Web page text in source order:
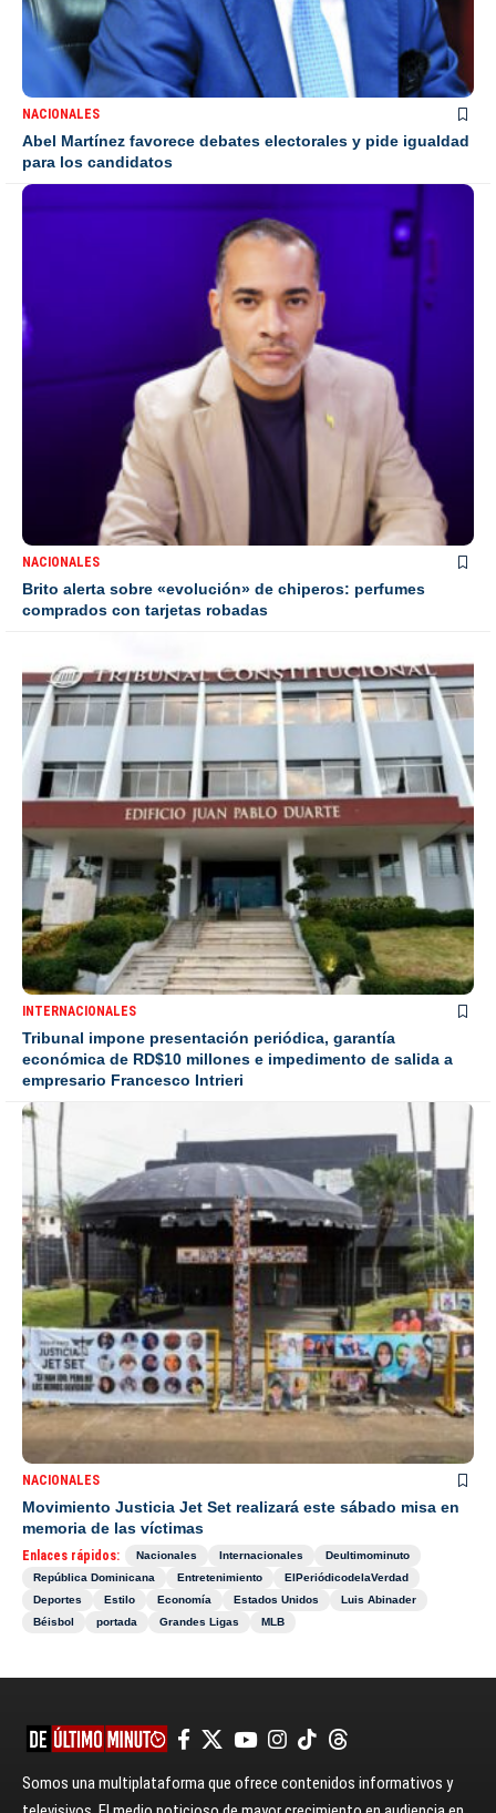
NACIONALES
Abel Martínez favorece debates electorales y pide igualdad
para los candidatos
NACIONALES
Brito alerta sobre «evolución» de chiperos: perfumes
comprados con tarjetas robadas
INTERNACIONALES
Tribunal impone presentación periódica, garantía
económica de RD$10 millones e impedimento de salida a
empresario Francesco Intrieri
NACIONALES
Movimiento Justicia Jet Set realizará este sábado misa en
memoria de las víctimas
Enlaces rápidos: Nacionales Internacionales
Deultimominuto
República Dominicana
Entretenimiento
ElPeriódicodelaVerdad
Deportes
Estilo Economía Estados Unidos
Luis Abinader
Béisbol
portada Grandes Ligas MLB
Somos una multiplataforma que ofrece contenidos informativos y